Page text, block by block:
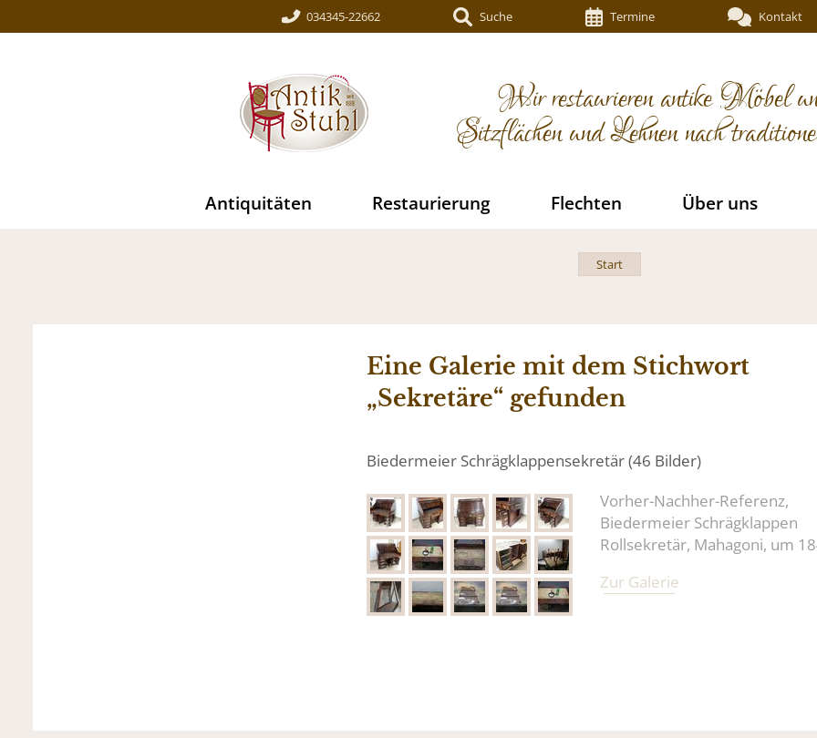
034345-22662 Suche Termine Kontakt
Wir restaurieren antike Möbel
Sitzflächen und Lehnen nach
Antiquitäten Restaurierung Flechten Über uns
Start
Eine Galerie mit dem Stichwort
„Sekretäre“ gefunden
Biedermeier Schrägklappensekretär (46 Bilder)
Vorher-Nachher-Referenz,
Biedermeier Schrägklappen
Rollsekretär, Mahagoni, um
Zur Galerie